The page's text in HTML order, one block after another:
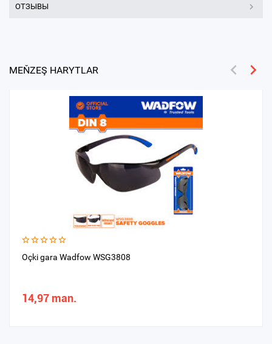
ОТЗЫВЫ
MEŇZEŞ HARYTLAR
Oçki gara Wadfow WSG3808
14,97 man.